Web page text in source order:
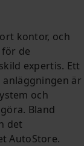
kontor, och
de
expertis. Ett
är
och
Bland
det
AutoStore.